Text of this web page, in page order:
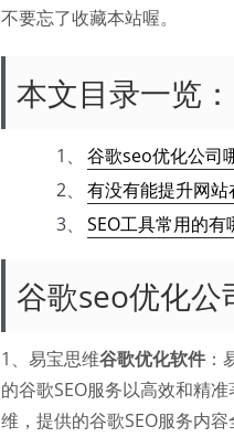
不要忘了收藏本站喔。
本文目录一览：
1、
谷歌seo优化公司
2、
有没有能提升网站
3、
SEO工具常用的
谷歌seo优化公
1、易宝思维谷歌优化软件
的谷歌SEO服务以高效和精
维，提供的谷歌SEO服务内